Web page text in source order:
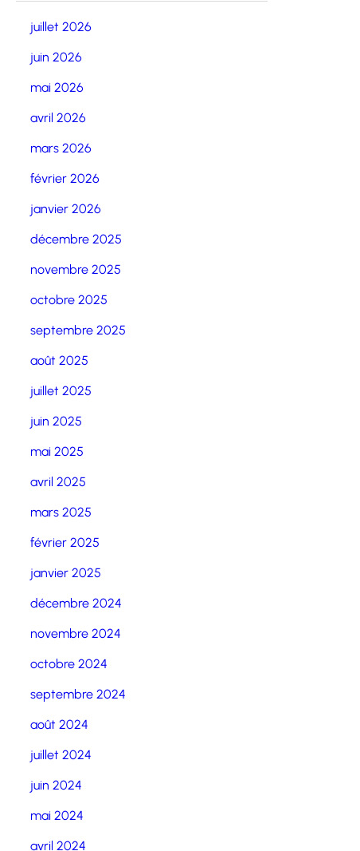
juillet 2026
juin 2026
mai 2026
avril 2026
mars 2026
février 2026
janvier 2026
décembre 2025
novembre 2025
octobre 2025
septembre 2025
août 2025
juillet 2025
juin 2025
mai 2025
avril 2025
mars 2025
février 2025
janvier 2025
décembre 2024
novembre 2024
octobre 2024
septembre 2024
août 2024
juillet 2024
juin 2024
mai 2024
avril 2024